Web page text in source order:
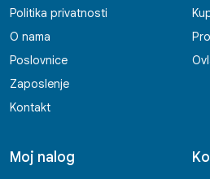
Politika privatnosti
O nama
Poslovnice
Zaposlenje
Kontakt
Moj nalog